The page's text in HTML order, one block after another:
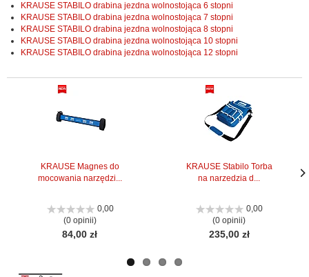
KRAUSE STABILO drabina jezdna wolnostojąca 6 stopni
KRAUSE STABILO drabina jezdna wolnostojąca 7 stopni
KRAUSE STABILO drabina jezdna wolnostojąca 8 stopni
KRAUSE STABILO drabina jezdna wolnostojąca 10 stopni
KRAUSE STABILO drabina jezdna wolnostojąca 12 stopni
KRAUSE Magnes do
mocowania narzędzi...
0,00
(0 opinii)
84,00 zł
KRAUSE Stabilo Torba
na narzedzia d...
0,00
(0 opinii)
235,00 zł